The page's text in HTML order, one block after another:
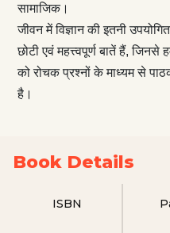
सामाजिक।
जीवन में विज्ञान की इतनी
छोटी एवं महत्त्वपूर्ण बातें हैं,
को रोचक प्रश्नों के माध्यम से
है।
Book Details
ISBN